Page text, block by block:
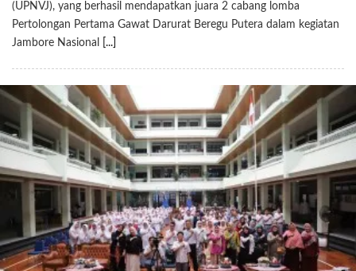
(UPNVJ), yang berhasil mendapatkan juara 2 cabang lomba
Pertolongan Pertama Gawat Darurat Beregu Putera dalam kegiatan
Jambore Nasional
[...]